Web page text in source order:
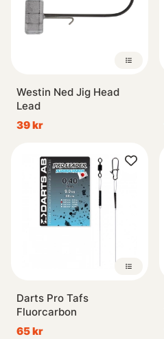
Westin Ned Jig Head
Lead
39 kr
Darts Pro Tafs
Fluorcarbon
65 kr